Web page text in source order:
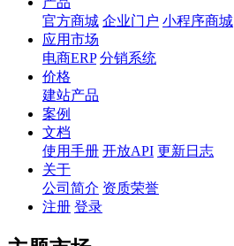
官方商城 企业门户 小程序商城
应用市场
电商ERP 分销系统
价格
建站产品
案例
文档
使用手册 开放API 更新日志
关于
公司简介 资质荣誉
注册 登录